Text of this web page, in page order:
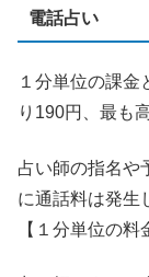
電話占い
１分単位の課金
り190円、最も
占い師の指名や
に通話料は発生
【１分単位の